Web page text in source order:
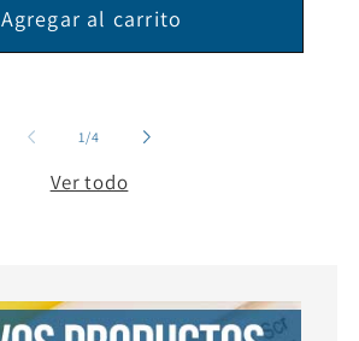
Agregar al carrito
1/de
4
Ver todo